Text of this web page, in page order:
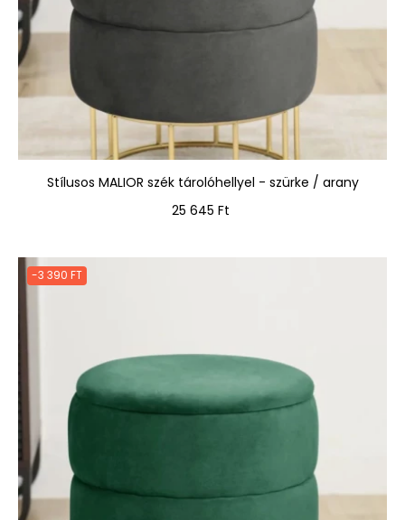
Stílusos MALIOR szék tárolóhellyel - szürke / arany
Ár
25 645 Ft
-3 390 FT